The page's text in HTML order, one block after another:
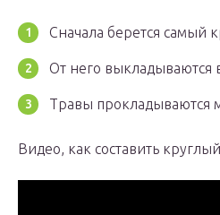
Сначала берется самый
От него выкладываются
Травы прокладываются
Видео, как составить